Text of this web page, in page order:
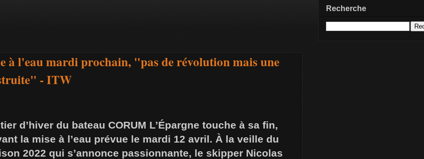
à l'eau mardi prochain, "pas de révolution mais une
- ITW
d’hiver du bateau CORUM L’Épargne touche à sa fin,
la mise à l’eau prévue le mardi 12 avril. À la veille du
2022 qui s’annonce passionnante, le skipper Nicolas
Recherche